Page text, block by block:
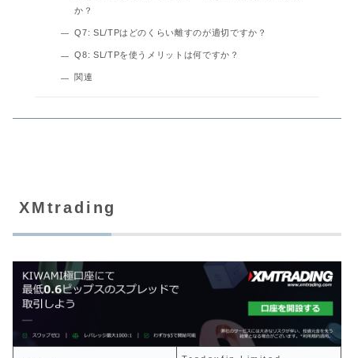
か？
Q7: SL/TPはどのくらい離すのが適切ですか？
Q8: SL/TPを使うメリットは何ですか？
関連
XMtrading